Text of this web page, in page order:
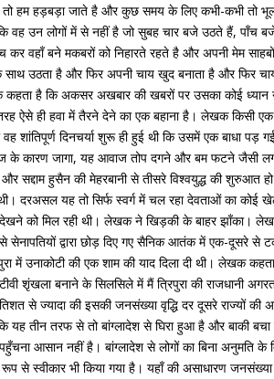
तो हम हड़बड़ा जाते है और कुछ समय के लिए कभी-कभी तो
वह उन लोगों में से नहीं है जो सुबह चार बजे उठते हैं, पाँच
कर वहाँ बने मकबरों को निहारते रहते है और अपनी मेम
साथ उठता है और फिर अपनी चाय खुद बनाता है और
है कि अकसर अखबार की खबरों पर उसका कोई ध्यान
ऐसे ही हवा में तैरने देने का एक बहाना है। लेखक किसी
शांतिपूर्ण दिनचर्या शुरू ही हुई थी कि उसमें एक बाधा
के कारण जागा, यह आवाज तोप दगने और बम फटने जैसी
सद्दाम हुसैन की मेहरबानी से तीसरे विश्वयुद्ध की शुरुआत
दरअसल यह तो सिर्फ स्वर्ग में चल रहा देवताओं का
को मिल रही थी। लेखक ने खिड़की के बाहर झाँका।
सेनापतियों द्वारा छोड़ दिए गए सैनिक आतंक में एक-दूसरे
में उनाकोटी की एक शाम की याद दिला दी थी। लेखक
शृंखला बनाने के सिलसिले में मैं त्रिपुरा की राजधानी
से ज्यादा की इसकी जनसंख्या वृद्धि दर दूसरे राज्यों
यह तीन तरफ से तो बांग्लादेश से घिरा हुआ है और बाकी
आसान नहीं है। बांग्लादेश से लोगों का बिना अनुमति
रूप से स्वीकार भी किया गया है। यहाँ की असाधारण